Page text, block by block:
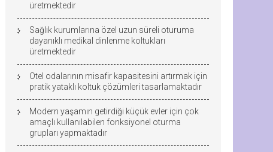
üretmektedir
Sağlık kurumlarına özel uzun süreli oturuma
dayanıklı medikal dinlenme koltukları
üretmektedir
Otel odalarının misafir kapasitesini artırmak için
pratik yataklı koltuk çözümleri tasarlamaktadır
Modern yaşamın getirdiği küçük evler için çok
amaçlı kullanılabilen fonksiyonel oturma
grupları yapmaktadır